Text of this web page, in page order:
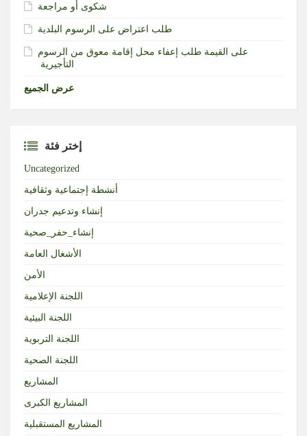
شكوى أو مراجعة
طلب اعتراض على الرسوم البلدية
طلب إعفاء محل إقامة معوق من الرسوم‎ ‎على القيمة
التأجيرية ‏
عرض الجميع
إختر فئة
Uncategorized
أنشطة إجتماعية وثقافية
إنشاء وتدعيم جدران
إنشاء_حفر_صحية
الأشغال العامة
الأمن
اللجنة الإعلامية
اللجنة البيئية
اللجنة التربوية
اللجنة الصحية
المشاريع
المشاريع الكبرى
المشاريع المستقبلية